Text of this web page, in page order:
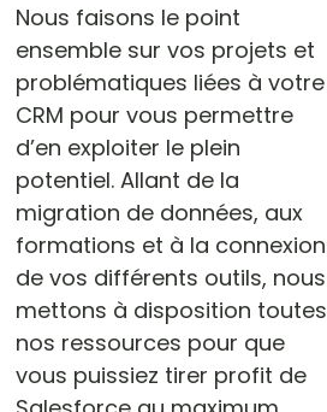
Nous faisons le point
ensemble sur vos projets et
problématiques liées à votre
CRM pour vous permettre
d’en exploiter le plein
potentiel. Allant de la
migration de données, aux
formations et à la connexion
de vos différents outils, nous
mettons à disposition toutes
nos ressources pour que
vous puissiez tirer profit de